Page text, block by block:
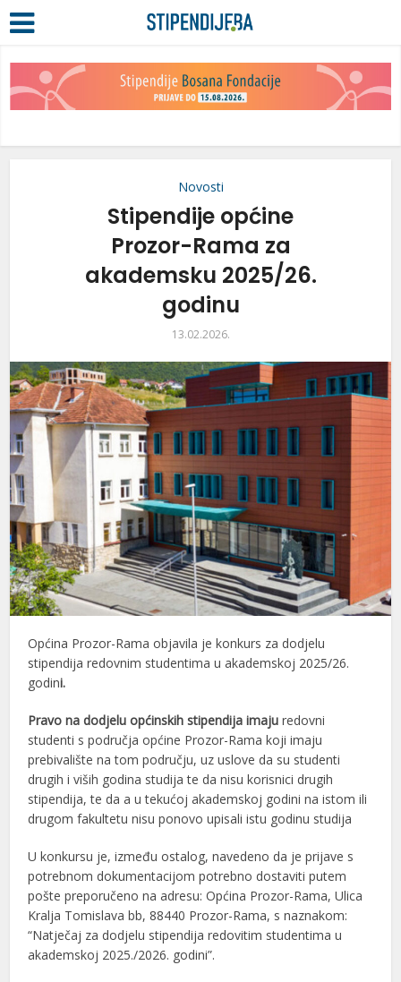
Novosti
Stipendije općine
Prozor-Rama za
akademsku 2025/26.
godinu
13.02.2026.
Općina Prozor-Rama objavila je konkurs za dodjelu
stipendija redovnim studentima u akademskoj 2025/26.
godini.
Pravo na dodjelu općinskih stipendija imaju redovni
studenti s područja općine Prozor-Rama koji imaju
prebivalište na tom području, uz uslove da su studenti
drugih i viših godina studija te da nisu korisnici drugih
stipendija, te da a u tekućoj akademskoj godini na istom ili
drugom fakultetu nisu ponovo upisali istu godinu studija
U konkursu je, između ostalog, navedeno da je prijave s
potrebnom dokumentacijom potrebno dostaviti putem
pošte preporučeno na adresu: Općina Prozor-Rama, Ulica
Kralja Tomislava bb, 88440 Prozor-Rama, s naznakom:
“Natječaj za dodjelu stipendija redovitim studentima u
akademskoj 2025./2026. godini”.